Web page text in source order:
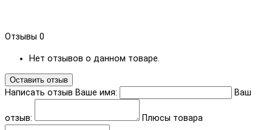
Отзывы 0
Нет отзывов о данном товаре.
Оставить отзыв
Написать отзыв Ваше имя: Ваш
отзыв: Плюсы товара